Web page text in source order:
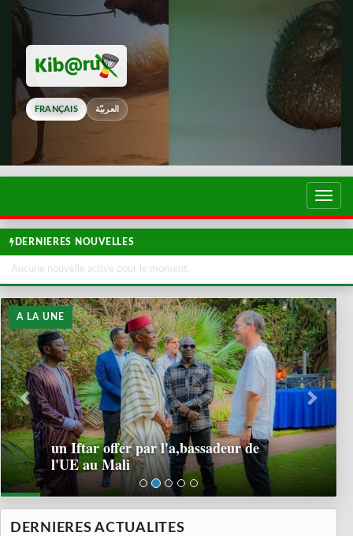
FRANÇAIS العربيّة
DERNIERES NOUVELLES
Aucune nouvelle active pour le moment.
A LA UNE
un Iftar offer par l'a,bassadeur de
l'UE au Mali
DERNIERES ACTUALITES